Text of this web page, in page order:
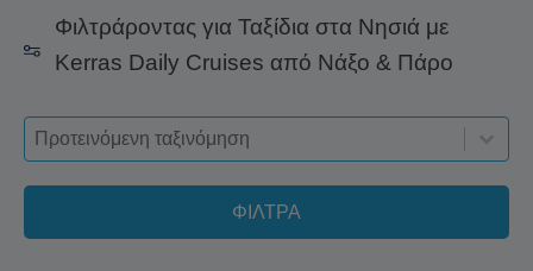
Φιλτράροντας για Ταξίδια στα Νησιά με
Kerras Daily Cruises από Νάξο & Πάρο
Sort-deskop
Ταξινόμηση περιεχομένου
Ταξινόμηση περιεχομένου
ΦΙΛΤΡΑ